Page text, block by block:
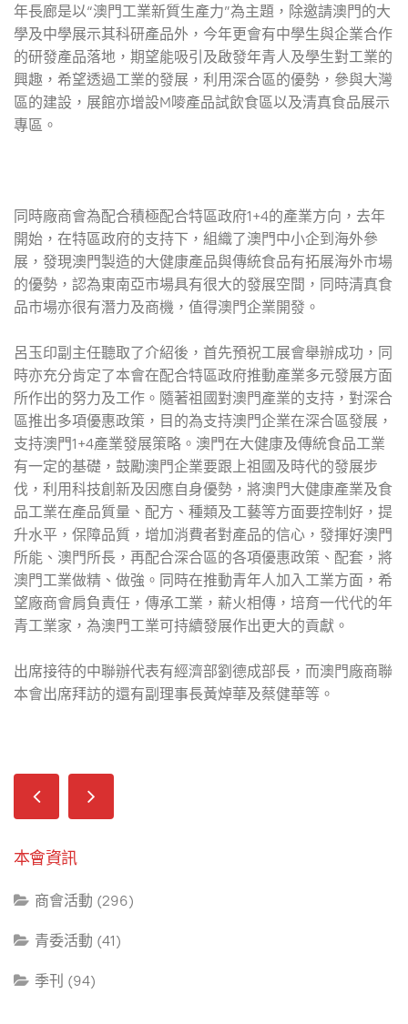
年長廊是以“澳門工業新質生產力”為主題，除邀請澳門的大
學及中學展示其科研產品外，今年更會有中學生與企業合作
的研發產品落地，期望能吸引及啟發年青人及學生對工業的
興趣，希望透過工業的發展，利用深合區的優勢，參與大灣
區的建設，展館亦增設M嘜產品試飲食區以及清真食品展示
專區。
同時廠商會為配合積極配合特區政府1+4的產業方向，去年
開始，在特區政府的支持下，組織了澳門中小企到海外參
展，發現澳門製造的大健康產品與傳統食品有拓展海外市場
的優勢，認為東南亞市場具有很大的發展空間，同時清真食
品市場亦很有潛力及商機，值得澳門企業開發。
呂玉印副主任聽取了介紹後，首先預祝工展會舉辦成功，同
時亦充分肯定了本會在配合特區政府推動產業多元發展方面
所作出的努力及工作。隨著祖國對澳門產業的支持，對深合
區推出多項優惠政策，目的為支持澳門企業在深合區發展，
支持澳門1+4產業發展策略。澳門在大健康及傳統食品工業
有一定的基礎，鼓勵澳門企業要跟上祖國及時代的發展步
伐，利用科技創新及因應自身優勢，將澳門大健康產業及食
品工業在產品質量、配方、種類及工藝等方面要控制好，提
升水平，保障品質，增加消費者對產品的信心，發揮好澳門
所能、澳門所長，再配合深合區的各項優惠政策、配套，將
澳門工業做精、做強。同時在推動青年人加入工業方面，希
望廠商會肩負責任，傳承工業，薪火相傳，培育一代代的年
青工業家，為澳門工業可持續發展作出更大的貢獻。
出席接待的中聯辦代表有經濟部劉德成部長，而澳門廠商聯
本會出席拜訪的還有副理事長黃焯華及蔡健華等。
本會資訊
商會活動 (296)
青委活動 (41)
季刊 (94)